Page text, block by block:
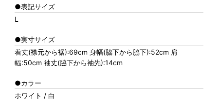
●表記サイズ
L
●実寸サイズ
着丈(襟元から裾):69cm 身幅(脇下から脇下):52cm 肩
幅:50cm 袖丈(脇下から袖先):14cm
●カラー
ホワイト / 白